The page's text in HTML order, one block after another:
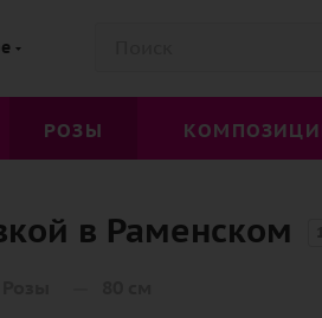
РОЗЫ
в Раменском